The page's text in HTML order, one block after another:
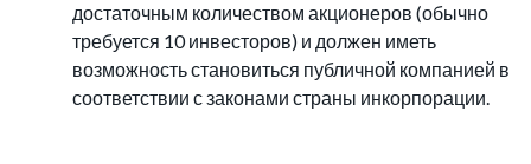
достаточным количеством акционеров (обычно
требуется 10 инвесторов) и должен иметь
возможность становиться публичной компанией в
соответствии с законами страны инкорпорации.